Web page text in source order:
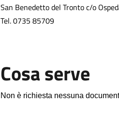
San Benedetto del Tronto c/o
Tel. 0735 85709
Cosa serve
Non è richiesta nessuna